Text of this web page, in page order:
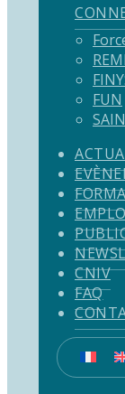
REMI
FUN
SAIN
CNIV
FAQ